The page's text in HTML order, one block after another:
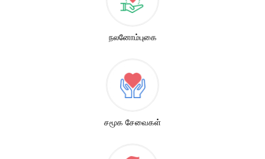
நலனோம்புகை
சமூக சேவைகள்